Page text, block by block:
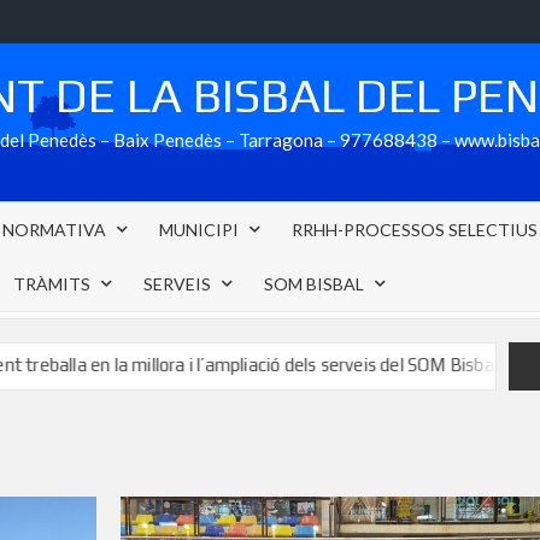
DE LA BISBAL DEL
Penedès – Baix Penedès – Tarragona – 977688438 –
NORMATIVA MUNICIPI RRHH-PROCESSOS SELECTIUS
TRÀMITS SERVEIS SOM BISBAL
i l’ampliació dels serveis del SOM Bisbal